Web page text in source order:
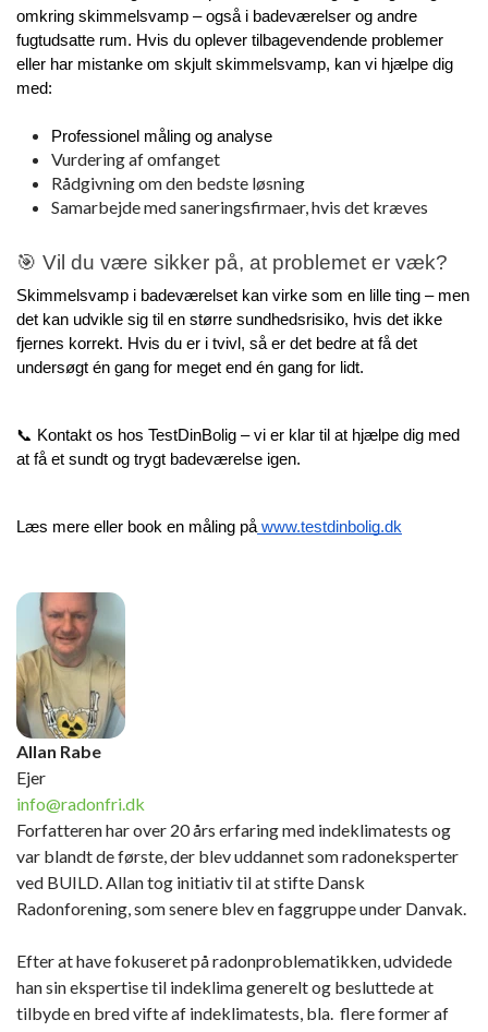
omkring skimmelsvamp – også i badeværelser og andre
fugtudsatte rum. Hvis du oplever tilbagevendende problemer
eller har mistanke om skjult skimmelsvamp, kan vi hjælpe dig
med:
Professionel måling og analyse
Vurdering af omfanget
Rådgivning om den bedste løsning
Samarbejde med saneringsfirmaer, hvis det kræves
🎯 Vil du være sikker på, at problemet er væk?
Skimmelsvamp i badeværelset kan virke som en lille ting – men
det kan udvikle sig til en større sundhedsrisiko, hvis det ikke
fjernes korrekt. Hvis du er i tvivl, så er det bedre at få det
undersøgt én gang for meget end én gang for lidt.
📞 Kontakt os hos TestDinBolig – vi er klar til at hjælpe dig med
at få et sundt og trygt badeværelse igen.
Læs mere eller book en måling på www.testdinbolig.dk
Allan Rabe
Ejer
info@radonfri.dk
Forfatteren har over 20 års erfaring med indeklimatests og
var blandt de første, der blev uddannet som radoneksperter
ved BUILD. Allan tog initiativ til at stifte Dansk
Radonforening, som senere blev en faggruppe under Danvak.
Efter at have fokuseret på radonproblematikken, udvidede
han sin ekspertise til indeklima generelt og besluttede at
tilbyde en bred vifte af indeklimatests, bla. flere former af